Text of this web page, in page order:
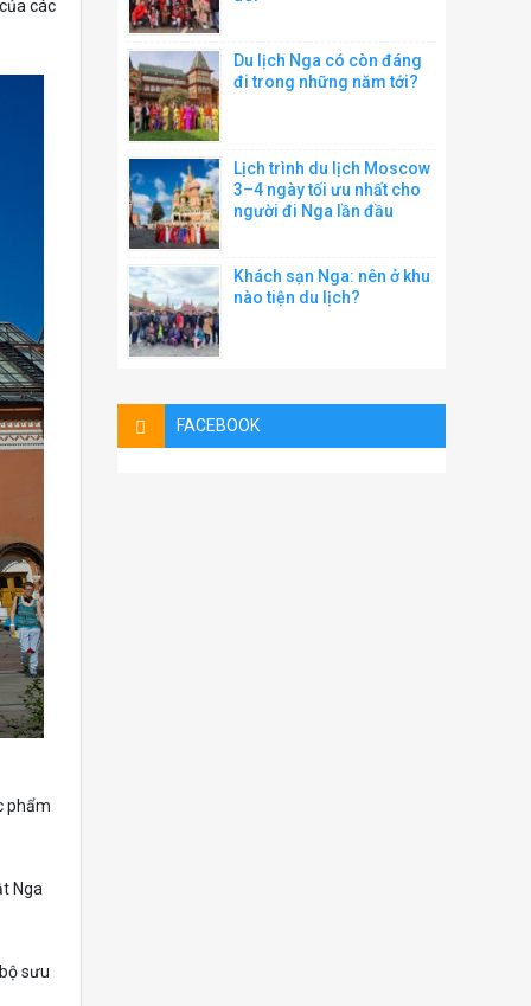
các
phẩm
Nga
sưu
Du lịch Nga có còn đáng
đi trong những năm tới?
Lịch trình du lịch Moscow
3–4 ngày tối ưu nhất cho
người đi Nga lần đầu
Khách sạn Nga: nên ở khu
nào tiện du lịch?
FACEBOOK